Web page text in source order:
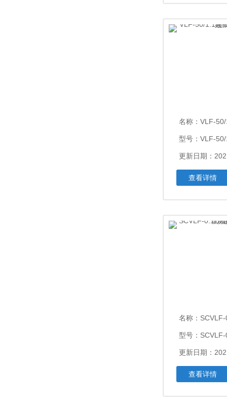
名称： VLF-50/1.1超低
型号：VLF-
更新日期：
查看详情
名称： SCVLF-0.1Hz超
型号：
更新日期：
查看详情